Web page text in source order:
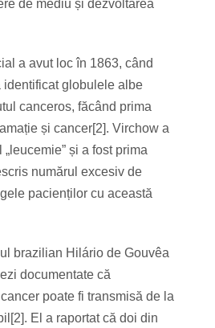
de mediu și dezvoltarea
a avut loc în 1863, când
identificat globulele albe
canceros, făcând prima
și cancer[2]. Virchow a
și a fost prima
numărul excesiv de
pacienților cu această
brazilian Hilário de Gouvêa
documentate că
poate fi transmisă de la
El a raportat că doi din